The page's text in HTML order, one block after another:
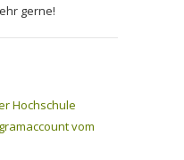
gerne!
Hochschule
vom